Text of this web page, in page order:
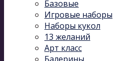
Базовые
Игровые наборы
Наборы кукол
13 желаний
Арт класс